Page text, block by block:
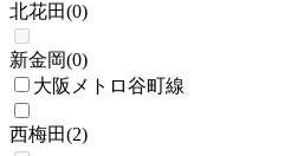
北花田(0)
新金岡(0)
大阪メトロ谷町線
西梅田(2)